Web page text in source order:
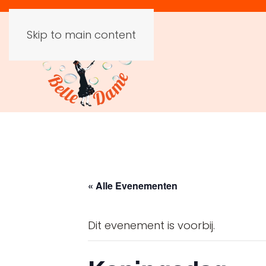
Skip to main content
« Alle Evenementen
Dit evenement is voorbij.